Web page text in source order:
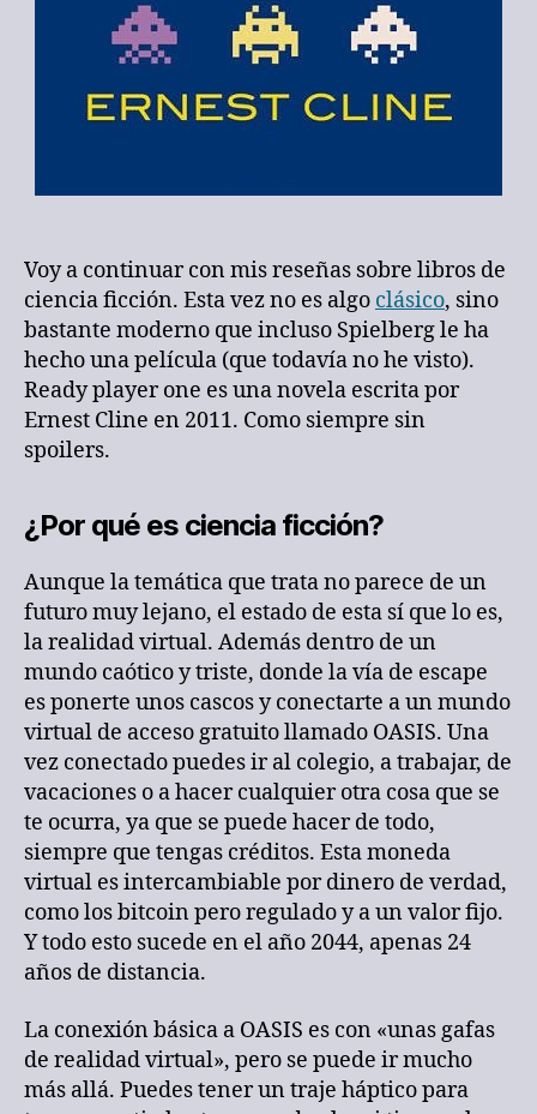
Voy a continuar con mis reseñas sobre libros de
ciencia ficción. Esta vez no es algo clásico, sino
bastante moderno que incluso Spielberg le ha
hecho una película (que todavía no he visto).
Ready player one es una novela escrita por
Ernest Cline en 2011. Como siempre sin
spoilers.
¿Por qué es ciencia ficción?
Aunque la temática que trata no parece de un
futuro muy lejano, el estado de esta sí que lo es,
la realidad virtual. Además dentro de un
mundo caótico y triste, donde la vía de escape
es ponerte unos cascos y conectarte a un mundo
virtual de acceso gratuito llamado OASIS. Una
vez conectado puedes ir al colegio, a trabajar, de
vacaciones o a hacer cualquier otra cosa que se
te ocurra, ya que se puede hacer de todo,
siempre que tengas créditos. Esta moneda
virtual es intercambiable por dinero de verdad,
como los bitcoin pero regulado y a un valor fijo.
Y todo esto sucede en el año 2044, apenas 24
años de distancia.
La conexión básica a OASIS es con «unas gafas
de realidad virtual», pero se puede ir mucho
más allá. Puedes tener un traje háptico para